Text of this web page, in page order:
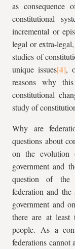
as consequence
constitutional
incremental or
legal or extra-
studies of
unique issues
,
reasons why
constitutional
study of
Why are
questions about
on the evolution
government and
question of the
federation and
government and
there are at least
people. As a
federations cannot